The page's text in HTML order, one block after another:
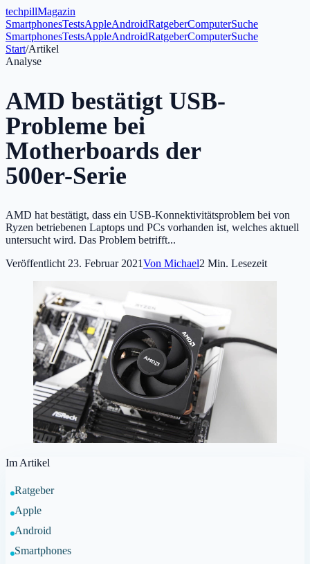
techpillMagazin
SmartphonesTestsAppleAndroidRatgeberComputerSuche
SmartphonesTestsAppleAndroidRatgeberComputerSuche
Start/Artikel
Analyse
AMD bestätigt USB-
Probleme bei
Motherboards der
500er-Serie
AMD hat bestätigt, dass ein USB-Konnektivitätsproblem bei von
Ryzen betriebenen Laptops und PCs vorhanden ist, welches aktuell
untersucht wird. Das Problem betrifft...
Veröffentlicht 23. Februar 2021Von Michael2 Min. Lesezeit
Im Artikel
Ratgeber
Apple
Android
Smartphones